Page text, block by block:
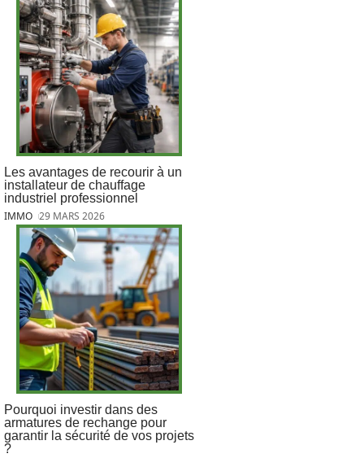
Les avantages de recourir à un
installateur de chauffage
industriel professionnel
IMMO 29 MARS 2026
Pourquoi investir dans des
armatures de rechange pour
garantir la sécurité de vos projets
?